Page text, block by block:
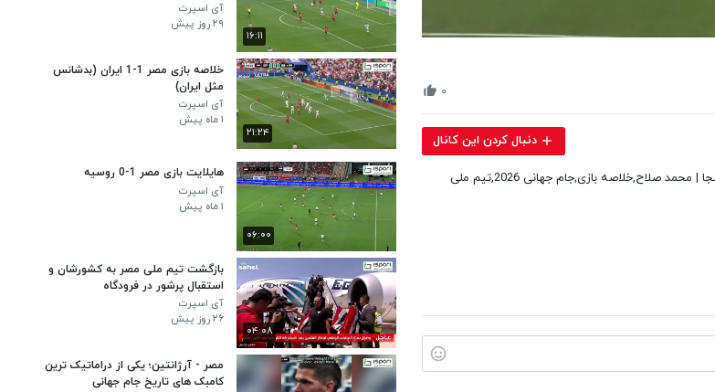
۰
دنبال کردن این کانال
خلاصه بازی نیوزیلند 1-3 مصر (گل و پاس گل صلاح) | ویدئوهای جذاب ورزشی و فوتبالی هر روز همینجا | محمد صلاح,خلاصه بازی,جام جهانی 2026,تیم ملی
۱۶:۱۱
آی اسپرت
۲۹ روز پیش
۲۱:۲۴
خلاصه بازی مصر 1-1 ایران (بدشانس
مثل ایران)
آی اسپرت
۱ ماه پیش
۰۶:۰۰
هایلایت بازی مصر 1-0 روسیه
آی اسپرت
۱ ماه پیش
۰۴:۰۸
بازگشت تیم ملی مصر به کشورشان و
استقبال پرشور در فرودگاه
آی اسپرت
۲۶ روز پیش
مصر - آرژانتین؛ یکی از دراماتیک‌ ترین
کامبک‌ های تاریخ جام جهانی